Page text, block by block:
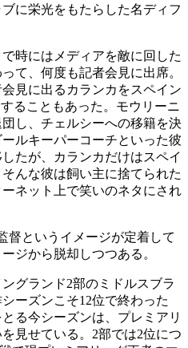
に栄光をもたらした名ディフ
時にはメディアを敵に回した
て、何度も記者会見に出席。
見に出るカランカをスペイン
ることもあった。モウリーニ
し、チェルシーへの移籍を決
ルキーパーコーチといった彼
たが、カランカだけはスペイ
んな彼は飼い主に捨てられた
ネット上で笑いのネタにされ
督というイメージが定着して
ジから脱却しつつある。
グランド2部のミドルスブラ
ーズンこそ12位で終わった
る今シーズンは、プレミアリ
見せている。2部では2位につ